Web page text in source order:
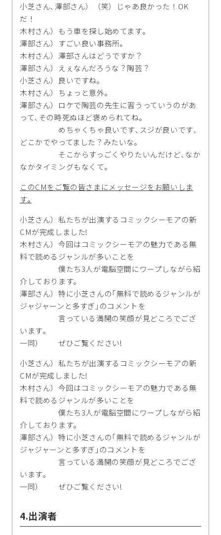
小芝さん､澤部さん）（笑）じゃあ良かった！OK
だ！
木村さん）もう車を探し始めてます｡
澤部さん）すごい良い事務所｡
木村さん）澤部さんはどうですか？
澤部さん）えぇなんだろうな？陶芸？
小芝さん）良いですね｡
木村さん）ちょっと意外｡
澤部さん）ロケで陶芸の先生に習うっていうのがあ
って､その時死ぬほど褒められてね｡
めちゃくちゃ良いです､スジが良いです､
どこかでやってました？みたいな｡
そこからすっごくやりたいんだけど､なか
なかタイミングもなくて｡
このCMをご覧の皆さまにメッセージをお願いしま
す｡
小芝さん）私たちが出演するコミックシーモアの新
CMが完成しました!
木村さん）今回はコミックシーモアの魅力である無
料で読めるジャンルが多いことを
僕たち3人が電脳空間にワープしながら紹
介しております｡
澤部さん）特に小芝さんの｢無料で読めるジャンルが
ジャジャーンと多すぎ｣のコメントを
言っている満開の笑顔が見どころでござ
います｡
一同） ぜひご覧ください!
小芝さん）私たちが出演するコミックシーモアの新
CMが完成しました!
木村さん）今回はコミックシーモアの魅力である無
料で読めるジャンルが多いことを
僕たち3人が電脳空間にワープしながら紹
介しております｡
澤部さん）特に小芝さんの｢無料で読めるジャンルが
ジャジャーンと多すぎ｣のコメントを
言っている満開の笑顔が見どころでござ
います｡
一同） ぜひご覧ください!
4.出演者